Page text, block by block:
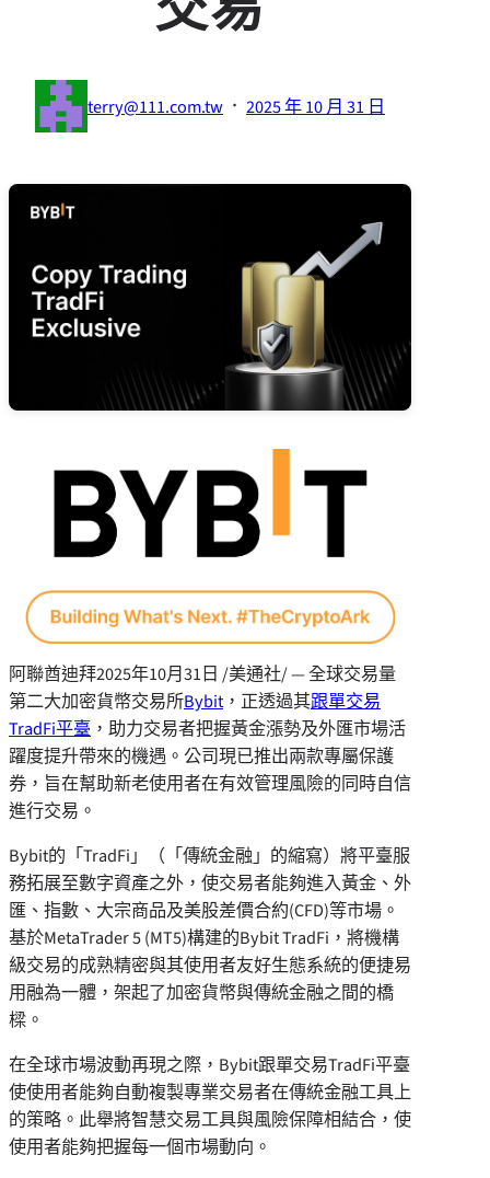
terry@111.com.tw · 2025 年 10 月 31 日
阿聯酋迪拜2025年10月31日 /美通社/ — 全球交易量
第二大加密貨幣交易所Bybit，正透過其跟單交易
TradFi平臺 ，助力交易者把握黃金漲勢及外匯市場活
躍度提升帶來的機遇。公司現已推出兩款專屬保護
券，旨在幫助新老使用者在有效管理風險的同時自信
進行交易。
Bybit的「TradFi」（「傳統金融」的縮寫）將平臺服
務拓展至數字資產之外，使交易者能夠進入黃金、外
匯、指數、大宗商品及美股差價合約(CFD)等市場。
基於MetaTrader 5 (MT5)構建的Bybit TradFi，將機構
級交易的成熟精密與其使用者友好生態系統的便捷易
用融為一體，架起了加密貨幣與傳統金融之間的橋
樑。
在全球市場波動再現之際，Bybit跟單交易TradFi平臺
使使用者能夠自動複製專業交易者在傳統金融工具上
的策略。此舉將智慧交易工具與風險保障相結合，使
使用者能夠把握每一個市場動向。